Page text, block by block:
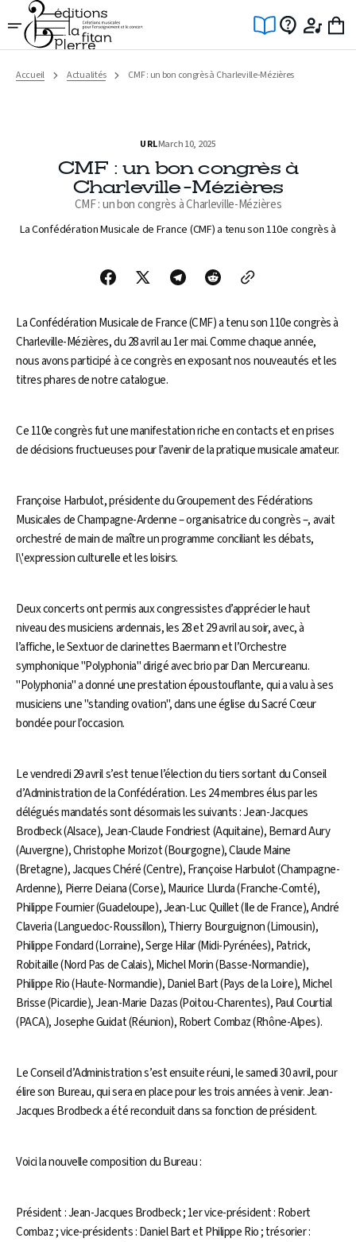
Ignorer
et
passer
au
Accueil Actualités CMF : un bon congrès à Charleville-Mézières
URLMarch 10, 2025
CMF : un bon congrès à
Charleville-Mézières
CMF : un bon congrès à Charleville-Mézières
La Confédération Musicale de France (CMF) a tenu son 110e congrès à
La Confédération Musicale de France (CMF) a tenu son 110e congrès à
Charleville-Mézières, du 28 avril au 1er mai. Comme chaque année,
nous avons participé à ce congrès en exposant nos nouveautés et les
titres phares de notre catalogue.
Ce 110e congrès fut une manifestation riche en contacts et en prises
de décisions fructueuses pour l’avenir de la pratique musicale amateur.
Françoise Harbulot, présidente du Groupement des Fédérations
Musicales de Champagne-Ardenne – organisatrice du congrès –, avait
orchestré de main de maître un programme conciliant les débats,
l\'expression culturelle et les loisirs.
Deux concerts ont permis aux congressistes d’apprécier le haut
niveau des musiciens ardennais, les 28 et 29 avril au soir, avec, à
l’affiche, le Sextuor de clarinettes Baermann et l’Orchestre
symphonique "Polyphonia" dirigé avec brio par Dan Mercureanu.
"Polyphonia" a donné une prestation époustouflante, qui a valu à ses
musiciens une "standing ovation", dans une église du Sacré Cœur
bondée pour l’occasion.
Le vendredi 29 avril s’est tenue l’élection du tiers sortant du Conseil
d’Administration de la Confédération. Les 24 membres élus par les
délégués mandatés sont désormais les suivants : Jean-Jacques
Brodbeck (Alsace), Jean-Claude Fondriest (Aquitaine), Bernard Aury
(Auvergne), Christophe Morizot (Bourgogne), Claude Maine
(Bretagne), Jacques Chéré (Centre), Françoise Harbulot (Champagne-
Ardenne), Pierre Deiana (Corse), Maurice Llurda (Franche-Comté),
Philippe Fournier (Guadeloupe), Jean-Luc Quillet (Ile de France), André
Claveria (Languedoc-Roussillon), Thierry Bourguignon (Limousin),
Philippe Fondard (Lorraine), Serge Hilar (Midi-Pyrénées), Patrick,
Robitaille (Nord Pas de Calais), Michel Morin (Basse-Normandie),
Philippe Rio (Haute-Normandie), Daniel Bart (Pays de la Loire), Michel
Brisse (Picardie), Jean-Marie Dazas (Poitou-Charentes), Paul Courtial
(PACA), Josephe Guidat (Réunion), Robert Combaz (Rhône-Alpes).
Le Conseil d’Administration s’est ensuite réuni, le samedi 30 avril, pour
élire son Bureau, qui sera en place pour les trois années à venir. Jean-
Jacques Brodbeck a été reconduit dans sa fonction de président.
Voici la nouvelle composition du Bureau :
Président : Jean-Jacques Brodbeck ; 1er vice-président : Robert
Combaz ; vice-présidents : Daniel Bart et Philippe Rio ; trésorier :